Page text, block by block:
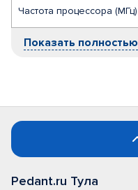
Частота процессора (МГц)
Показать полностью
Pedant.ru Тула